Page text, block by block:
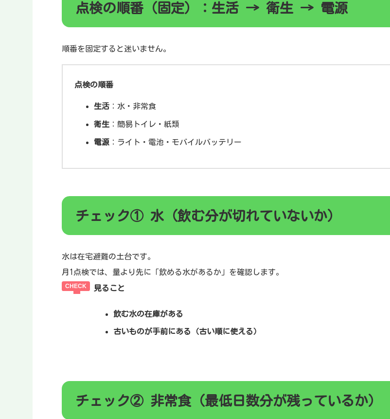
点検の順番（固定）：生活 → 衛生 → 電源
順番を固定すると迷いません。
点検の順番
生活：水・非常食
衛生：簡易トイレ・紙類
電源 ：ライト・電池・モバイルバッテリー
チェック① 水（飲む分が切れていないか）
水は在宅避難の土台です。
月1点検では、量より先に「飲める水があるか」を確認します。
見ること
飲む水の在庫がある
古いものが手前にある（古い順に使える）
チェック② 非常食（最低日数分が残っているか）